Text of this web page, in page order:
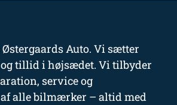
Auto. Vi sætter
tillid i højsædet. Vi tilbyder
service og
alle bilmærker – altid med